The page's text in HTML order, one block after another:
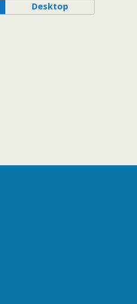
Desktop